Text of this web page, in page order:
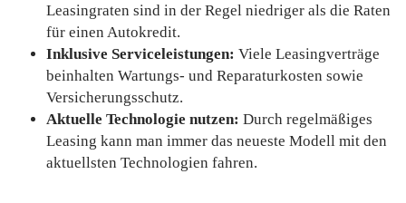
Leasingraten sind in der Regel niedriger als die Raten
für einen Autokredit.
Inklusive Serviceleistungen: Viele Leasingverträge
beinhalten Wartungs- und Reparaturkosten sowie
Versicherungsschutz.
Aktuelle Technologie nutzen: Durch regelmäßiges
Leasing kann man immer das neueste Modell mit den
aktuellsten Technologien fahren.